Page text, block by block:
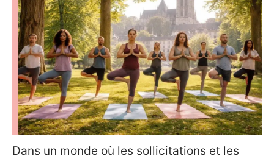
Dans un monde où les sollicitations et les